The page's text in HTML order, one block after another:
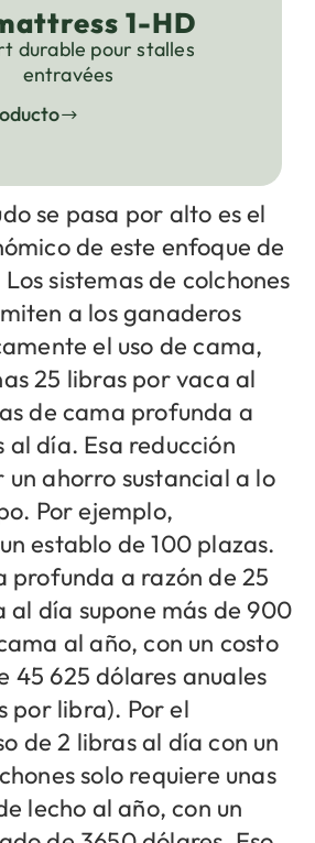
1-HD
durable pour stalles
entravées
se pasa por alto es el
de este enfoque de
sistemas de colchones
a los ganaderos
el uso de cama,
25 libras por vaca al
de cama profunda a
al día. Esa reducción
un ahorro sustancial a lo
Por ejemplo,
establo de 100 plazas.
profunda a razón de 25
al día supone más de 900
al año, con un costo
45 625 dólares anuales
por libra). Por el
de 2 libras al día con un
solo requiere unas
lecho al año, con un